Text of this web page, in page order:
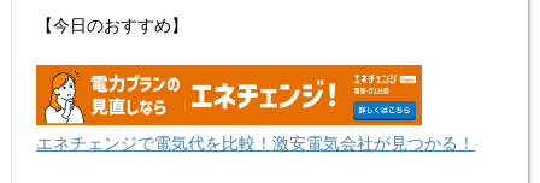
【今日のおすすめ】
エネチェンジで電気代を比較！激安電気会社が見つかる！